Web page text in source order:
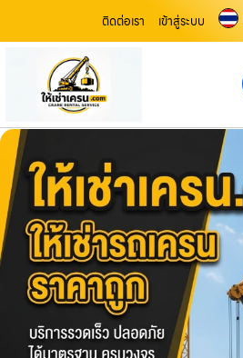
ติดต่อเรา เข้าสู่ระบบ